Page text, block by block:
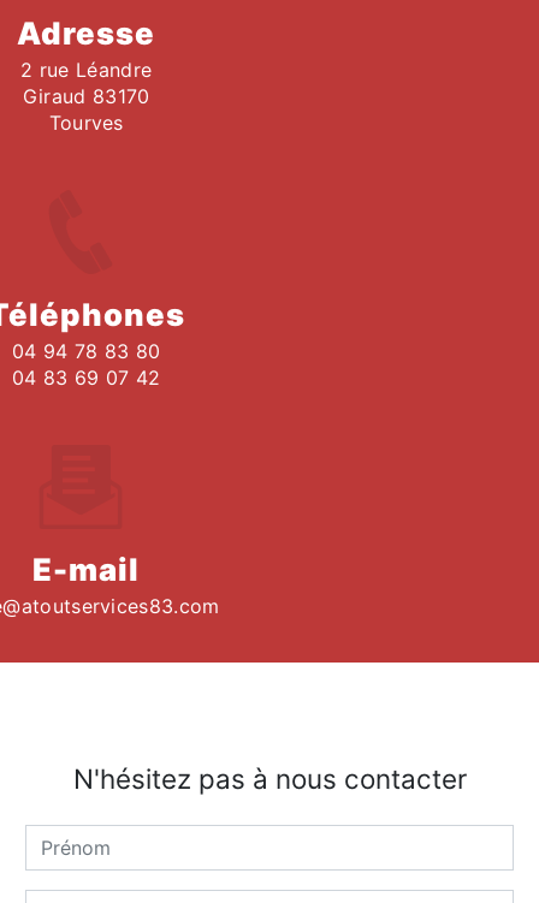
Adresse
2 rue Léandre
Giraud 83170
Tourves
04 94 78 83 80
04 83 69 07 42
E-mail
N'hésitez pas à nous contacter